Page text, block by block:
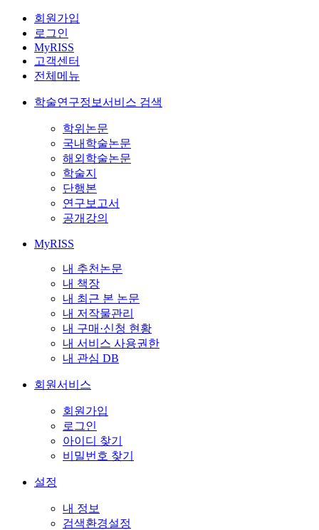
회원가입
로그인
MyRISS
고객센터
전체메뉴
학술연구정보서비스 검색
학위논문
국내학술논문
해외학술논문
학술지
단행본
연구보고서
공개강의
MyRISS
내 추천논문
내 책장
내 최근 본 논문
내 저작물관리
내 구매·신청 현황
내 서비스 사용권한
내 관심 DB
회원서비스
회원가입
로그인
아이디 찾기
비밀번호 찾기
설정
내 정보
검색환경설정